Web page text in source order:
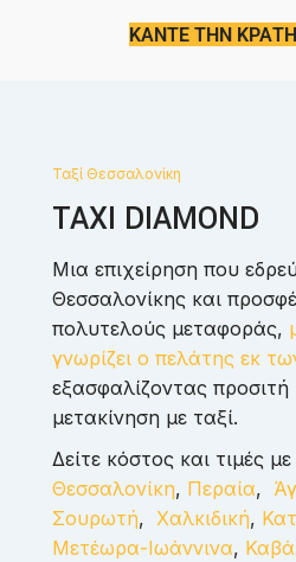
ΚΑΝΤΕ ΤΗΝ
Ταξί Θεσσαλονίκη
TAXI DIAMOND
Μια επιχείρηση που
Θεσσαλονίκης και
πολυτελούς μεταφοράς,
γνωρίζει ο πελάτης εκ
εξασφαλίζοντας
μετακίνηση με ταξί.
Δείτε κόστος και τιμές
Θεσσαλονίκη, Περαία,
Σουρωτή,Χαλκιδική,
Μετέωρα-Ιωάννινα,